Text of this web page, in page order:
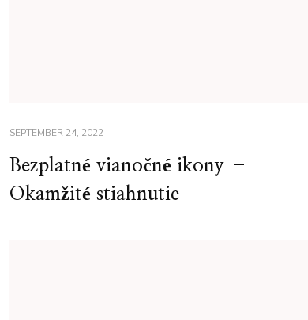
SEPTEMBER 24, 2022
Bezplatné vianočné ikony –
Okamžité stiahnutie